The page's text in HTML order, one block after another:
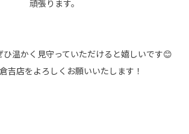
頑張ります。
ひ温かく見守っていただけると嬉しいです😊
吉店をよろしくお願いいたします！